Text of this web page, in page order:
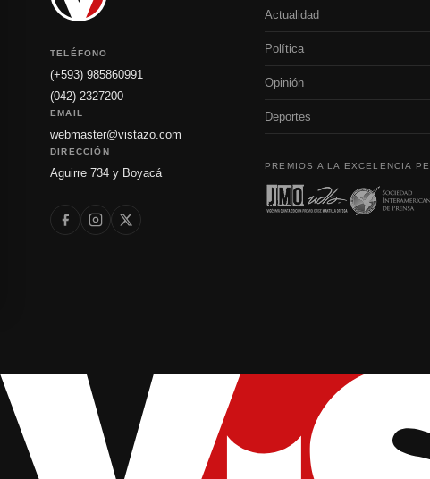
TELÉFONO
(+593) 985860991
(042) 2327200
EMAIL
webmaster@vistazo.com
DIRECCIÓN
Aguirre 734 y Boyacá
Actualidad
Política
Opinión
Deportes
PREMIOS A LA EXCELENCIA